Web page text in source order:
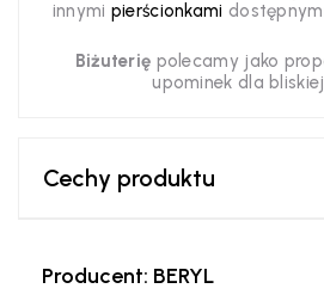
innymi pierścionkami
Biżuterię polecamy jako
upominek dla
Cechy produktu
Producent: BERYL